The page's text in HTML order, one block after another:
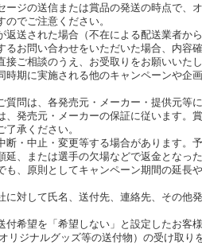
ージの送信または賞品の発送の時点で、
でご注意ください。
返送された場合（不在による配送業者か
るお問い合わせをいただいた場合、内容
ご相談のうえ、お受取りをお願いいたし
時期に実施される他のキャンペーンや企
質問は、各発売元・メーカー・提供元等
、発売元・メーカーの保証に従います。
承ください。
断・中止・変更等する場合があります。予
延、または選手の欠場などで返金となっ
も、原則としてキャンペーン期間の延長
に対して氏名、送付先、連絡先、その他
付希望を「希望しない」と設定したお客
リジナルグッズ等の送付物）の受け取り